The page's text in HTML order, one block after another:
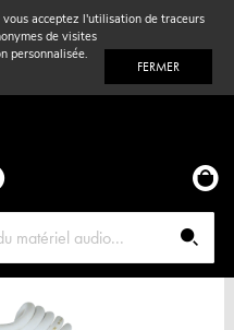
acceptez l'utilisation de traceurs
de visites
personnalisée.
FERMER